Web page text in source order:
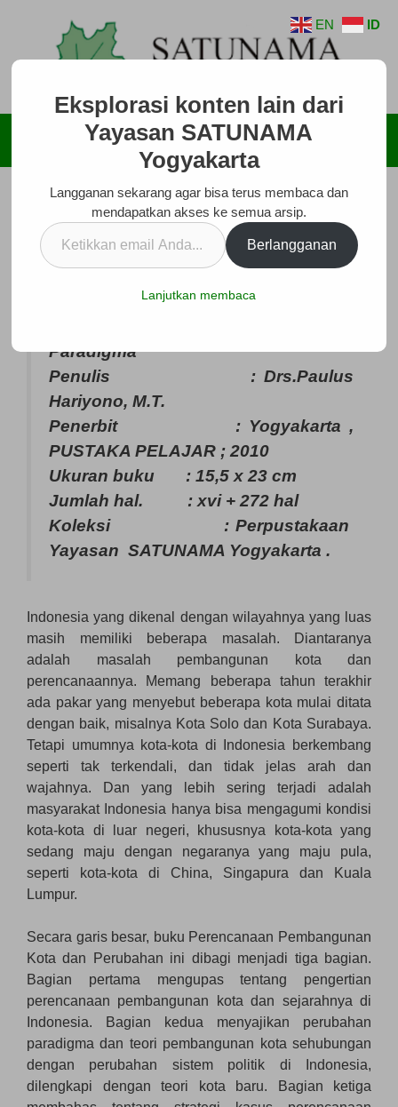
Menu
Menata Kota Yang Manusiawi
Februari 18, 2016 SATUNAMA
Judul buku : Perencanaan
Paradigma
Penulis : Drs.Paulus
Hariyono, M.T.
Penerbit : Yogyakarta ,
PUSTAKA PELAJAR ; 2010
Ukuran buku : 15,5 x 23 cm
Jumlah hal. : xvi + 272 hal
Koleksi : Perpustakaan
Yayasan SATUNAMA Yogyakarta .
Indonesia yang dikenal dengan wilayahnya yang luas
masih memiliki beberapa masalah. Diantaranya
adalah masalah pembangunan kota dan
perencanaannya. Memang beberapa tahun terakhir
ada pakar yang menyebut beberapa kota mulai ditata
dengan baik, misalnya Kota Solo dan Kota Surabaya.
Tetapi umumnya kota-kota di Indonesia berkembang
seperti tak terkendali, dan tidak jelas arah dan
wajahnya. Dan yang lebih sering terjadi adalah
masyarakat Indonesia hanya bisa mengagumi kondisi
kota-kota di luar negeri, khususnya kota-kota yang
sedang maju dengan negaranya yang maju pula,
seperti kota-kota di China, Singapura dan Kuala
Lumpur.
Secara garis besar, buku Perencanaan Pembangunan
Kota dan Perubahan ini dibagi menjadi tiga bagian.
Bagian pertama mengupas tentang pengertian
perencanaan pembangunan kota dan sejarahnya di
Indonesia. Bagian kedua menyajikan perubahan
paradigma dan teori pembangunan kota sehubungan
dengan perubahan sistem politik di Indonesia,
dilengkapi dengan teori kota baru. Bagian ketiga
EN ID
Eksplorasi konten lain dari
Yayasan SATUNAMA
Yogyakarta
Langganan sekarang agar bisa terus membaca dan
mendapatkan akses ke semua arsip.
Ketikkan
email
Berlangganan
Lanjutkan membaca